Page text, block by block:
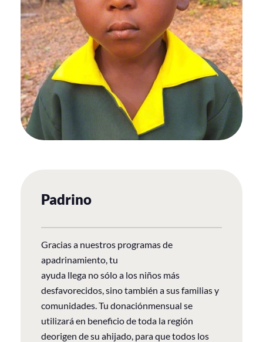
Padrino
Gracias a nuestros programas de
apadrinamiento, tu
ayuda llega no sólo a los niños más
desfavorecidos, sino también a sus familias y
comunidades. Tu donaciónmensual se
utilizará en beneficio de toda la región
deorigen de su ahijado, para que todos los